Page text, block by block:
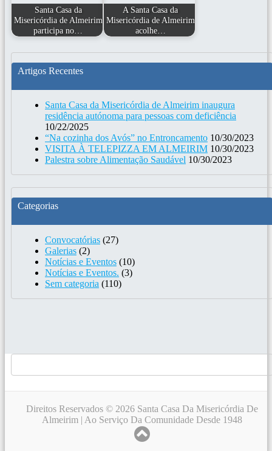
Santa Casa da
Misericórdia de Almeirim
participa no…
A Santa Casa da
Misericórdia de Almeirim
acolhe…
Artigos Recentes
Santa Casa da Misericórdia de Almeirim inaugura
residência autónoma para pessoas com deficiência
10/22/2025
“Na cozinha dos Avós” no Entroncamento 10/30/2023
VISITA À TELEPIZZA EM ALMEIRIM 10/30/2023
Palestra sobre Alimentação Saudável 10/30/2023
Categorias
Convocatórias (27)
Galerias (2)
Notícias e Eventos (10)
Notícias e Eventos. (3)
Sem categoria (110)
Direitos Reservados © 2026 Santa Casa Da Misericórdia De
Almeirim | Ao Serviço Da Comunidade Desde 1948